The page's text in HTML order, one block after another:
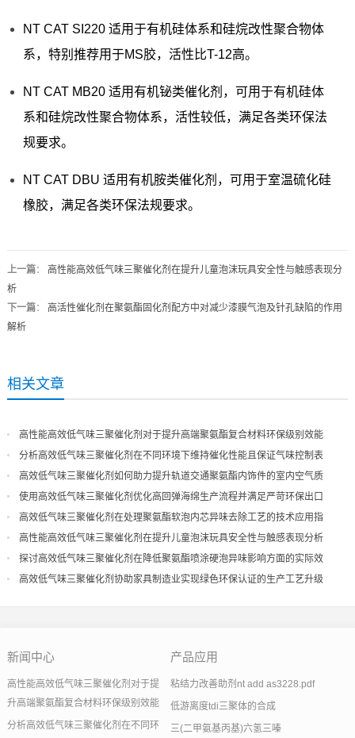
NT CAT SI220 适用于有机硅体系和硅烷改性聚合物体
系，特别推荐用于MS胶，活性比T-12高。
NT CAT MB20 适用有机铋类催化剂，可用于有机硅体
系和硅烷改性聚合物体系，活性较低，满足各类环保法
规要求。
NT CAT DBU 适用有机胺类催化剂，可用于室温硫化硅
橡胶，满足各类环保法规要求。
上一篇： 高性能高效低气味三聚催化剂在提升儿童泡沫玩具安全性与触感表现分
析
下一篇： 高活性催化剂在聚氨酯固化剂配方中对减少漆膜气泡及针孔缺陷的作用
解析
相关文章
高性能高效低气味三聚催化剂对于提升高端聚氨酯复合材料环保级别效能
分析高效低气味三聚催化剂在不同环境下维持催化性能且保证气味控制表
现
高效低气味三聚催化剂如何助力提升轨道交通聚氨酯内饰件的室内空气质
量
使用高效低气味三聚催化剂优化高回弹海绵生产流程并满足严苛环保出口
高效低气味三聚催化剂在处理聚氨酯软泡内芯异味去除工艺的技术应用指
导
高性能高效低气味三聚催化剂在提升儿童泡沫玩具安全性与触感表现分析
探讨高效低气味三聚催化剂在降低聚氨酯喷涂硬泡异味影响方面的实际效
果
高效低气味三聚催化剂协助家具制造业实现绿色环保认证的生产工艺升级
新闻中心
高性能高效低气味三聚催化剂对于提
升高端聚氨酯复合材料环保级别效能
分析高效低气味三聚催化剂在不同环
产品应用
粘结力改善助剂nt add as3228.pdf
低游离度tdi三聚体的合成
三(二甲氨基丙基)六氢三嗪